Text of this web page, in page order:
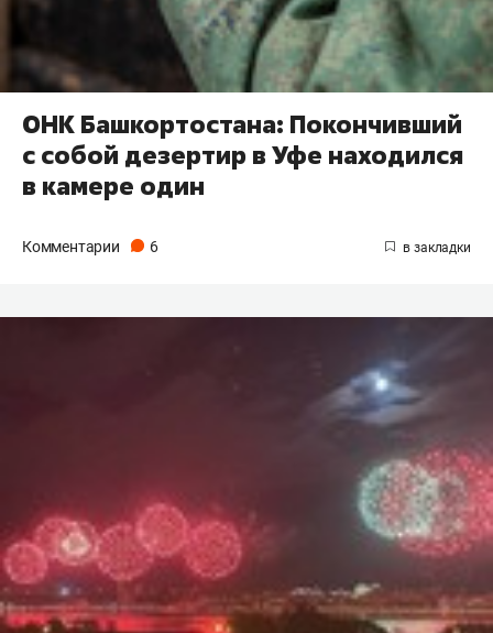
ОНК Башкортостана: Покончивший
с собой дезертир в Уфе находился
в камере один
Комментарии 6